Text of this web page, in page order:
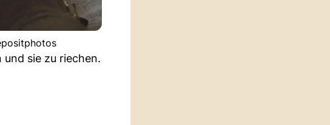
sie zu riechen.